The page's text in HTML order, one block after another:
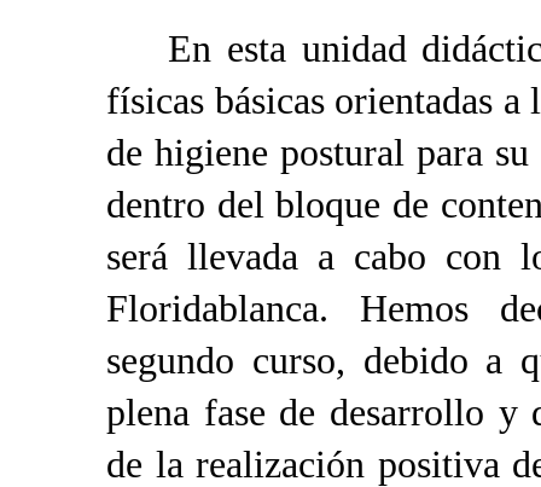
En esta unidad
físicas básicas orientadas
de higiene postural para
dentro del bloque de
será llevada a cabo con
Floridablanca. Hemos
segundo curso, debido a
plena fase de desarrollo y
de la realización positiva